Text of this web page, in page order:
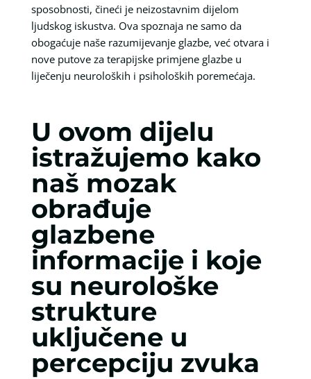
sposobnosti, čineći je neizostavnim dijelom
ljudskog iskustva. Ova spoznaja ne samo da
obogaćuje naše razumijevanje glazbe, već otvara i
nove putove za terapijske primjene glazbe u
liječenju neuroloških i psiholoških poremećaja.
U ovom dijelu
istražujemo kako
naš mozak
obrađuje
glazbene
informacije i koje
su neurološke
strukture
uključene u
percepciju zvuka